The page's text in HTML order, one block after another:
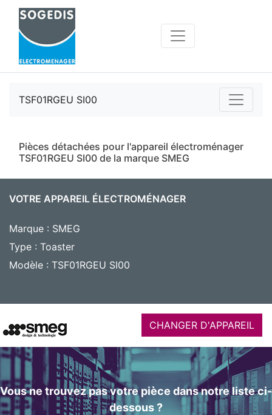
TSF01RGEU SI00
Pièces détachées pour l'appareil électroménager
TSF01RGEU SI00 de la marque SMEG
VOTRE APPAREIL ÉLECTROMÉNAGER
Marque : SMEG
Type : Toaster
Modèle : TSF01RGEU SI00
CHANGER D'APPAREIL
Vous ne trouvez pas votre pièce dans notre liste ci-
dessous ?